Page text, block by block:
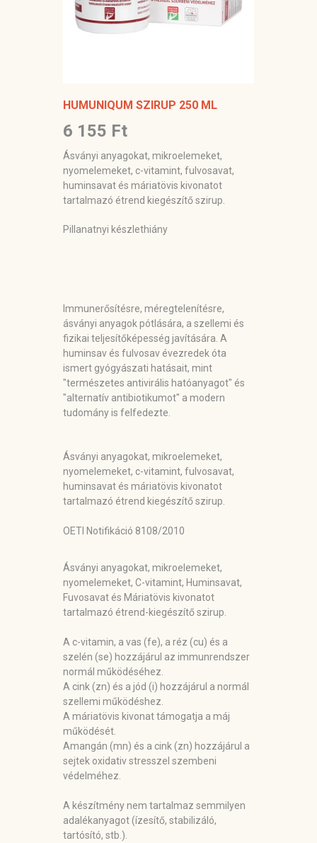
HUMUNIQUM SZIRUP 250 ML
6 155 Ft
Ásványi anyagokat, mikroelemeket,
nyomelemeket, c-vitamint, fulvosavat,
huminsavat és máriatövis kivonatot
tartalmazó étrend kiegészítő szirup.
Pillanatnyi készlethiány
Immunerősítésre, méregtelenítésre,
ásványi anyagok pótlására, a szellemi és
fizikai teljesítőképesség javítására. A
huminsav és fulvosav évezredek óta
ismert gyógyászati hatásait, mint
"természetes antivirális hatóanyagot" és
"alternatív antibiotikumot" a modern
tudomány is felfedezte.
Ásványi anyagokat, mikroelemeket,
nyomelemeket, c-vitamint, fulvosavat,
huminsavat és máriatövis kivonatot
tartalmazó étrend kiegészítő szirup.
OETI Notifikáció 8108/2010
Ásványi anyagokat, mikroelemeket,
nyomelemeket, C-vitamint, Huminsavat,
Fuvosavat és Máriatövis kivonatot
tartalmazó étrend-kiegészítő szirup.
A c-vitamin, a vas (fe), a réz (cu) és a
szelén (se) hozzájárul az immunrendszer
normál működéséhez.
A cink (zn) és a jód (i) hozzájárul a normál
szellemi működéshez.
A máriatövis kivonat támogatja a máj
működését.
Amangán (mn) és a cink (zn) hozzájárul a
sejtek oxidativ stresszel szembeni
védelméhez.
A készítmény nem tartalmaz semmilyen
adalékanyagot (ízesítő, stabilizáló,
tartósító, stb.).